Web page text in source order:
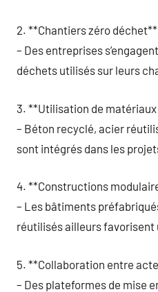
2. **Chantiers zéro
– Des entreprises
déchets utilisés sur leurs
3. **Utilisation de
– Béton recyclé, acier
sont intégrés dans les
4. **Constructions
– Les bâtiments
réutilisés ailleurs favorisent
5. **Collaboration entre
– Des plateformes de mise